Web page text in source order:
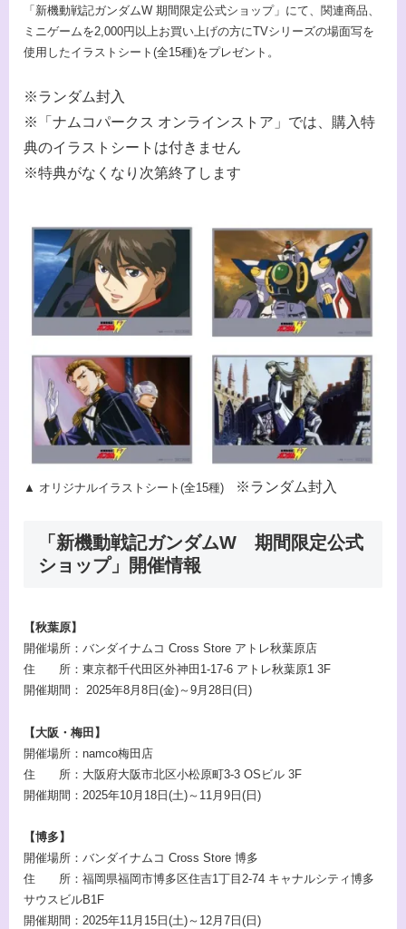
「新機動戦記ガンダムW 期間限定公式ショップ」にて、関連商品、
ミニゲームを2,000円以上お買い上げの方にTVシリーズの場面写を
使用したイラストシート(全15種)をプレゼント。
※ランダム封入
※「ナムコパークス オンラインストア」では、購入特
典のイラストシートは付きません
※特典がなくなり次第終了します
▲ オリジナルイラストシート(全15種) ※ランダム封入
「新機動戦記ガンダムW 期間限定公式
ショップ」開催情報
【秋葉原】
開催場所：バンダイナムコ Cross Store アトレ秋葉原店
住 所：東京都千代田区外神田1-17-6 アトレ秋葉原1 3F
開催期間： 2025年8月8日(金)～9月28日(日)
【大阪・梅田】
開催場所：namco梅田店
住 所：大阪府大阪市北区小松原町3-3 OSビル 3F
開催期間：2025年10月18日(土)～11月9日(日)
【博多】
開催場所：バンダイナムコ Cross Store 博多
住 所：福岡県福岡市博多区住吉1丁目2-74 キャナルシティ博多
サウスビルB1F
開催期間：2025年11月15日(土)～12月7日(日)